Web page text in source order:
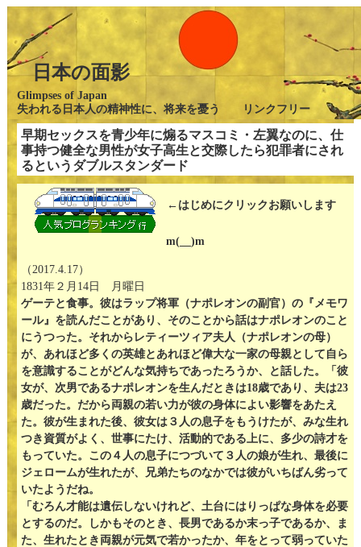
日本の面影
Glimpses of Japan
失われる日本人の精神性に、将来を憂う リンクフリー
早期セックスを青少年に煽るマスコミ・左翼なのに、仕
事持つ健全な男性が女子高生と交際したら犯罪者にされ
るというダブルスタンダード
←はじめにクリックお願いします
m(__)m
（2017.4.17）
1831年２月14日 月曜日
ゲーテと食事。彼はラップ将軍（ナポレオンの副官）の『メモワ
ール』を読んだことがあり、そのことから話はナポレオンのこと
にうつった。それからレティーツィア夫人（ナポレオンの母）
が、あれほど多くの英雄とあれほど偉大な一家の母親として自ら
を意識することがどんな気持ちであったろうか、と話した。「彼
女が、次男であるナポレオンを生んだときは18歳であり、夫は23
歳だった。だから両親の若い力が彼の身体によい影響をあたえ
た。彼が生まれた後、彼女は３人の息子をもうけたが、みな生れ
つき資質がよく、世事にたけ、活動的である上に、多少の詩才を
もっていた。この４人の息子につづいて３人の娘が生れ、最後に
ジェロームが生れたが、兄弟たちのなかでは彼がいちばん劣って
いたようだね。
「むろん才能は遺伝しないけれど、土台にはりっぱな身体を必要
とするのだ。しかもそのとき、長男であるか末っ子であるか、ま
た、生れたとき両親が元気で若かったか、年をとって弱っていた